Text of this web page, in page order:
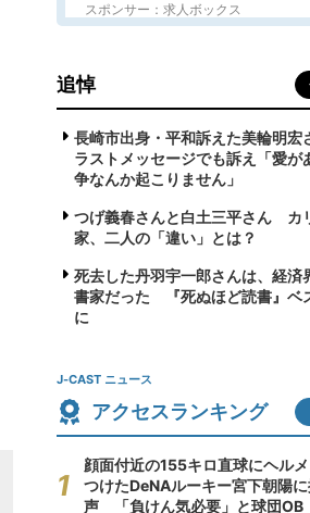
スポンサー：求人ボックス
追悼
長崎市出身・平和訴えた美輪明
ラストメッセージでも訴え「愛
争なんか起こりません」
つげ義春さんと白土三平さん カ
家、二人の「違い」とは？
死去した丹羽宇一郎さんは、経済
書家だった 『死ぬほど読書』ベ
に
J-CAST ニュース
アクセスランキング
顔面付近の155キロ直球にヘル
つけたDeNAルーキー宮下朝陽
声 「負けん気必要」と球団OB